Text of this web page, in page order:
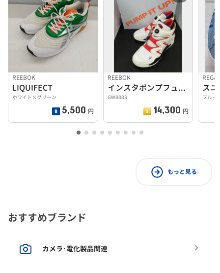
REEBOK
LIQUIFECT
ホワイト×グリーン
5,500 円
REEBOK
インスタポンプフューリーZONE 28.0CM
GW8883
14,300 円
ス
ブルー
もっと見る
おすすめブランド
カメラ･電化製品関連